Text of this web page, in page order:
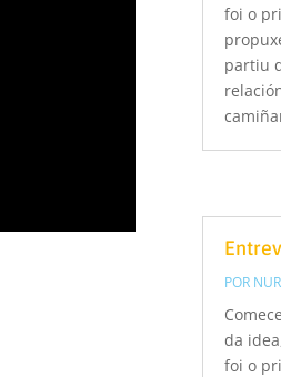
foi o
partiu
POR
da
foi o